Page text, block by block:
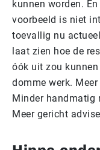
kunnen worden.
voorbeeld is niet
toevallig nu
laat zien hoe de
óók uit zou
domme werk.
Minder handmatig
Meer gericht